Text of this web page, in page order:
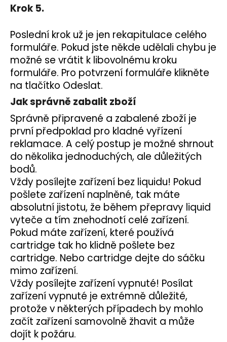
Krok 5.
Poslední krok už je jen rekapitulace celého
formuláře. Pokud jste někde udělali chybu je
možné se vrátit k libovolnému kroku
formuláře. Pro potvrzení formuláře klikněte
na tlačítko Odeslat.
Jak správně zabalit zboží
Správně připravené a zabalené zboží je
první předpoklad pro kladné vyřízení
reklamace. A celý postup je možné shrnout
do několika jednoduchých, ale důležitých
bodů.
Vždy posílejte zařízení bez liquidu! Pokud
pošlete zařízení naplněné, tak máte
absolutní jistotu, že během přepravy liquid
vyteče a tím znehodnotí celé zařízení.
Pokud máte zařízení, které používá
cartridge tak ho klidně pošlete bez
cartridge. Nebo cartridge dejte do sáčku
mimo zařízení.
Vždy posílejte zařízení vypnuté! Posílat
zařízení vypnuté je extrémně důležité,
protože v některých případech by mohlo
začít zařízení samovolně žhavit a může
dojít k požáru.